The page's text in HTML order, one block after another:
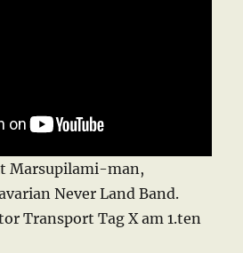
Marsupilami-man,
Never Land Band.
Transport Tag X am 1.ten